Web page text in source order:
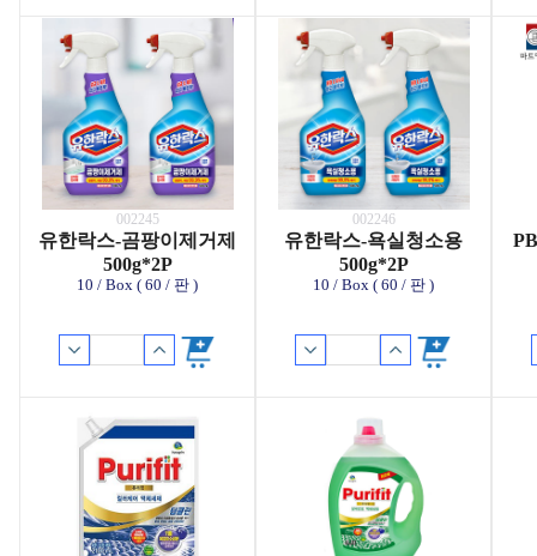
002245
유한락스-곰팡이제거제
500g*2P
10 / Box ( 60 / 판 )
002246
유한락스-욕실청소용
500g*2P
10 / Box ( 60 / 판 )